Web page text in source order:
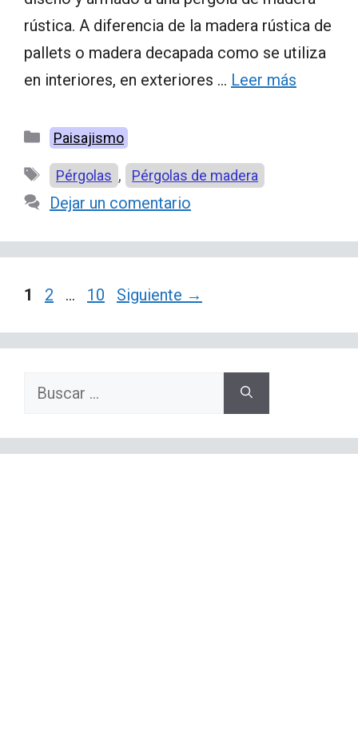
rústica. A diferencia de la madera rústica de
pallets o madera decapada como se utiliza
en interiores, en exteriores … Leer más
Categorías
Paisajismo
Etiquetas
Pérgolas , Pérgolas de madera
Dejar un comentario
Página
1 Página
2 … Página
10 Siguiente →
Buscar: